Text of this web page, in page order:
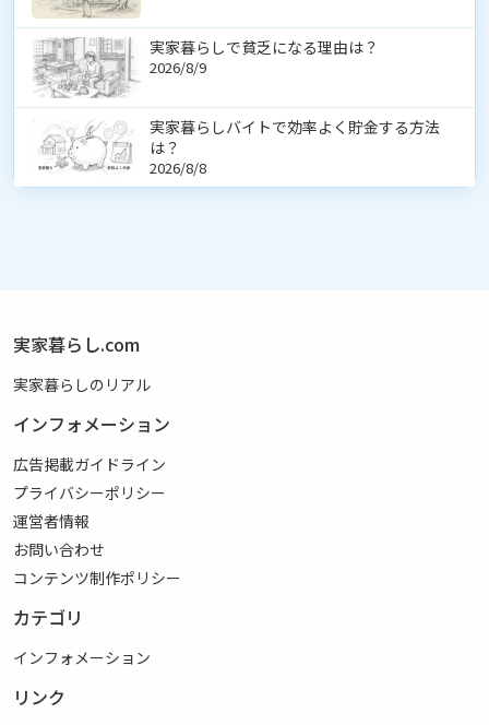
実家暮らしで貧乏になる理由は？
2026/8/9
実家暮らしバイトで効率よく貯金する方法
は？
2026/8/8
実家暮らし.com
実家暮らしのリアル
インフォメーション
広告掲載ガイドライン
プライバシーポリシー
運営者情報
お問い合わせ
コンテンツ制作ポリシー
カテゴリ
インフォメーション
リンク